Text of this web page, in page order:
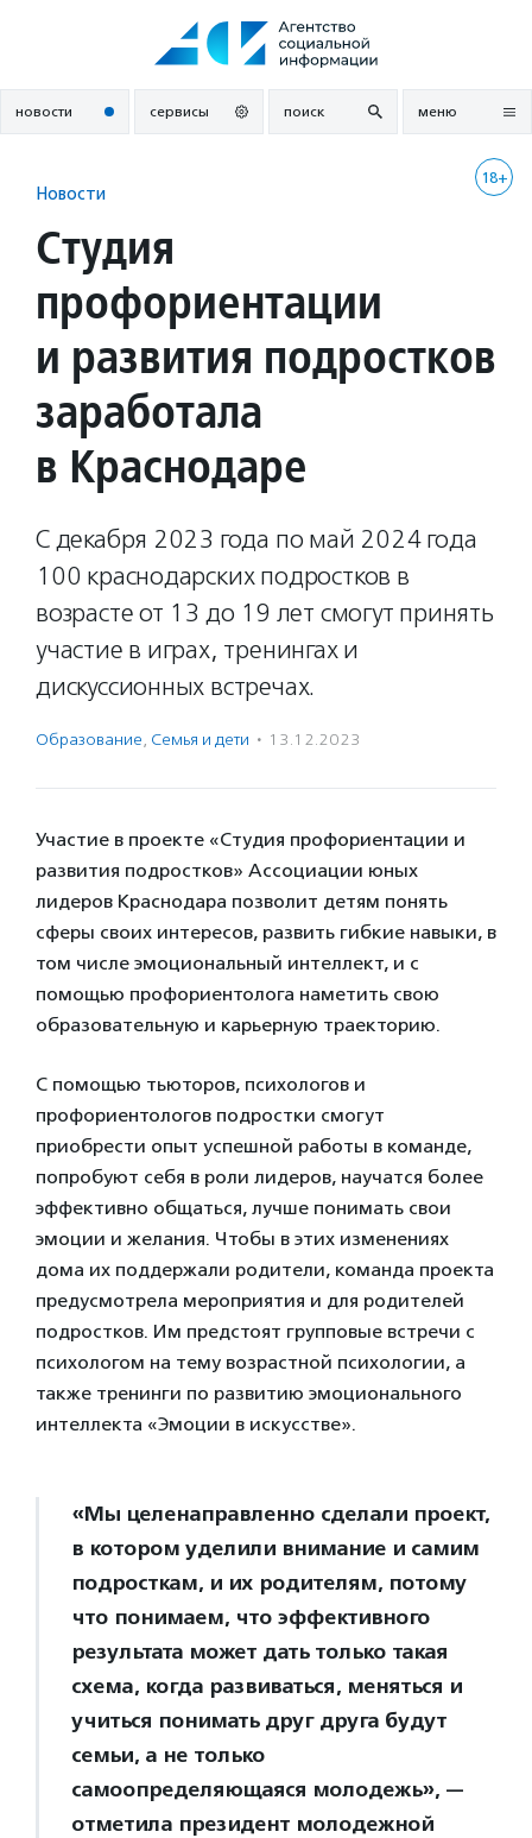
новости сервисы поиск меню
18+
Новости
Студия
профориентации
и развития подростков
заработала
в Краснодаре
С декабря 2023 года по май 2024 года
100 краснодарских подростков в
возрасте от 13 до 19 лет смогут принять
участие в играх, тренингах и
дискуссионных встречах.
Образование, Семья и дети · 13.12.2023
Участие в проекте «Студия профориентации и
развития подростков» Ассоциации юных
лидеров Краснодара позволит детям понять
сферы своих интересов, развить гибкие навыки, в
том числе эмоциональный интеллект, и с
помощью профориентолога наметить свою
образовательную и карьерную траекторию.
С помощью тьюторов, психологов и
профориентологов подростки смогут
приобрести опыт успешной работы в команде,
попробуют себя в роли лидеров, научатся более
эффективно общаться, лучше понимать свои
эмоции и желания. Чтобы в этих изменениях
дома их поддержали родители, команда проекта
предусмотрела мероприятия и для родителей
подростков. Им предстоят групповые встречи с
психологом на тему возрастной психологии, а
также тренинги по развитию эмоционального
интеллекта «Эмоции в искусстве».
«Мы целенаправленно сделали проект,
в котором уделили внимание и самим
подросткам, и их родителям, потому
что понимаем, что эффективного
результата может дать только такая
схема, когда развиваться, меняться и
учиться понимать друг друга будут
семьи, а не только
самоопределяющаяся молодежь», —
отметила президент молодежной